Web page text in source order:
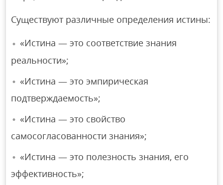
Существуют различные определения истины:
«Истина — это соответствие знания
реальности»;
«Истина — это эмпирическая
подтверждаемость»;
«Истина — это свойство
самосогласованности знания»;
«Истина — это полезность знания, его
эффективность»;